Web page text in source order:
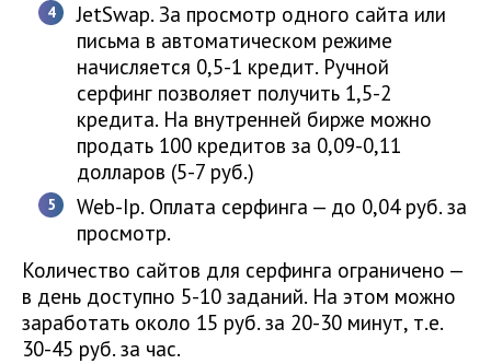
JetSwap. За просмотр одного сайта или
письма в автоматическом режиме
начисляется 0,5-1 кредит. Ручной
серфинг позволяет получить 1,5-2
кредита. На внутренней бирже можно
продать 100 кредитов за 0,09-0,11
долларов (5-7 руб.)
Web-Ip. Оплата серфинга — до 0,04 руб. за
просмотр.
Количество сайтов для серфинга ограничено —
в день доступно 5-10 заданий. На этом можно
заработать около 15 руб. за 20-30 минут, т.е.
30-45 руб. за час.